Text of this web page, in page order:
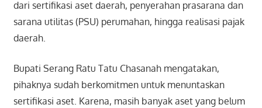
dari sertifikasi aset daerah, penyerahan prasarana dan
sarana utilitas (PSU) perumahan, hingga realisasi pajak
daerah.
Bupati Serang Ratu Tatu Chasanah mengatakan,
pihaknya sudah berkomitmen untuk menuntaskan
sertifikasi aset. Karena, masih banyak aset yang belum